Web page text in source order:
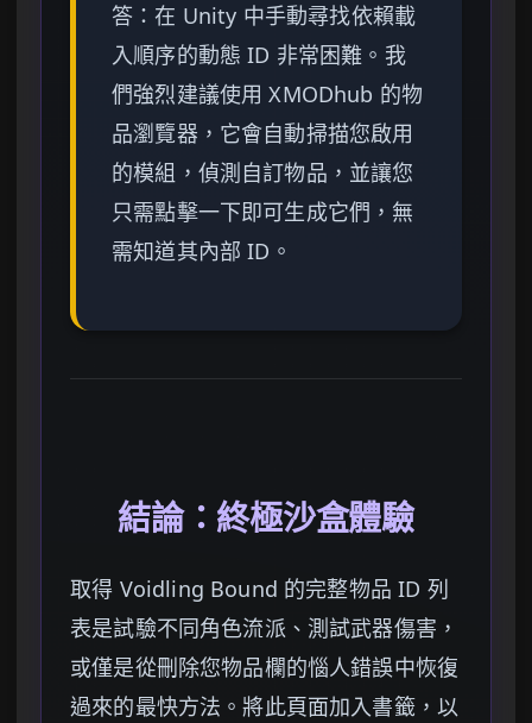
答：在 Unity 中手動尋找依賴載
入順序的動態 ID 非常困難。我
們強烈建議使用 XMODhub 的物
品瀏覽器，它會自動掃描您啟用
的模組，偵測自訂物品，並讓您
只需點擊一下即可生成它們，無
需知道其內部 ID。
結論：終極沙盒體驗
取得 Voidling Bound 的完整物品 ID 列
表是試驗不同角色流派、測試武器傷害，
或僅是從刪除您物品欄的惱人錯誤中恢復
過來的最快方法。將此頁面加入書籤，以